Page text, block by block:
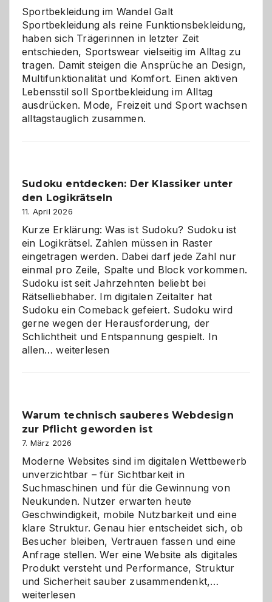
Chaos
Sportbekleidung im Wandel Galt
Sportbekleidung als reine Funktionsbekleidung,
haben sich Trägerinnen in letzter Zeit
entschieden, Sportswear vielseitig im Alltag zu
tragen. Damit steigen die Ansprüche an Design,
Multifunktionalität und Komfort. Einen aktiven
Lebensstil soll Sportbekleidung im Alltag
ausdrücken. Mode, Freizeit und Sport wachsen
alltagstauglich zusammen.
Sudoku entdecken: Der Klassiker unter
den Logikrätseln
11. April 2026
Kurze Erklärung: Was ist Sudoku? Sudoku ist
ein Logikrätsel. Zahlen müssen in Raster
eingetragen werden. Dabei darf jede Zahl nur
einmal pro Zeile, Spalte und Block vorkommen.
Sudoku ist seit Jahrzehnten beliebt bei
Rätselliebhaber. Im digitalen Zeitalter hat
Sudoku ein Comeback gefeiert. Sudoku wird
gerne wegen der Herausforderung, der
Schlichtheit und Entspannung gespielt. In
allen…Sudoku
den
Logikrätseln
weiterlesen
Warum technisch sauberes Webdesign
zur Pflicht geworden ist
7. März 2026
Moderne Websites sind im digitalen Wettbewerb
unverzichtbar – für Sichtbarkeit in
Suchmaschinen und für die Gewinnung von
Neukunden. Nutzer erwarten heute
Geschwindigkeit, mobile Nutzbarkeit und eine
klare Struktur. Genau hier entscheidet sich, ob
Besucher bleiben, Vertrauen fassen und eine
Anfrage stellen. Wer eine Website als digitales
Produkt versteht und Performance, Struktur
und Sicherheit sauber zusammendenkt,…
weiterlesen